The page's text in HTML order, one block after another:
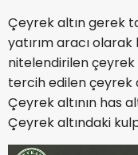
Çeyrek altın gerek
yatırım aracı olarak
nitelendirilen çeyrek
tercih edilen çeyrek
Çeyrek altının has
Çeyrek altındaki